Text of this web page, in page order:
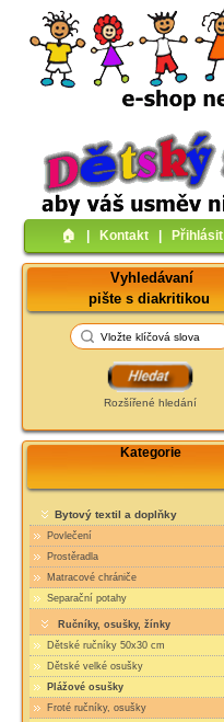
🏠︎ Kontakt Přihlásit
Vyhledávaní
pište s diakritikou
Rozšířené hledání
Kategorie
Bytový textil a doplňky
Povlečení
Prostěradla
Matracové chrániče
Separační potahy
Ručníky, osušky, žínky
Dětské ručníky 50x30 cm
Dětské velké osušky
Plážové osušky
Froté ručníky, osušky